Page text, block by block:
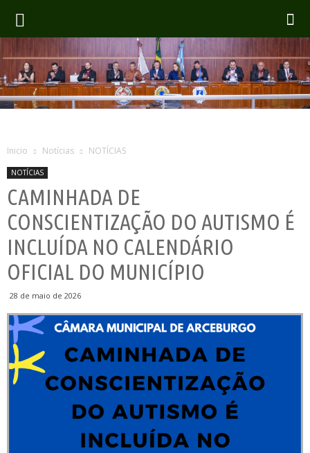
Inicio Notícias NOTÍCIAS
NOTÍCIAS
CAMINHADA DE
CONSCIENTIZAÇÃO DO AUTISMO É
INCLUÍDA NO CALENDÁRIO
OFICIAL DO MUNICÍPIO
28 de maio de 2026